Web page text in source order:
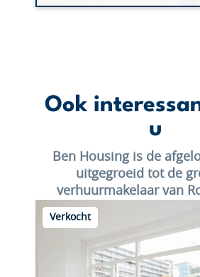
Ook
u
Ben Housing is de
uitgegroeid tot de
verhuurmakelaar van
Verkocht